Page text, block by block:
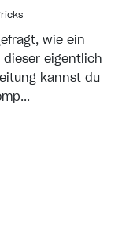
wie ein
eigentlich
kannst du